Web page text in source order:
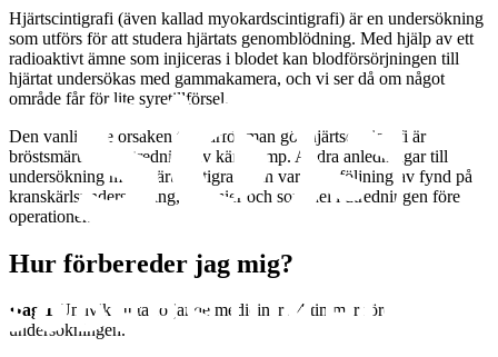
Hjärtscintigrafi (även kallad myokardscintigrafi) är en undersökning
som utförs för att studera hjärtats genomblödning. Med hjälp av ett
radioaktivt ämne som injiceras i blodet kan blodförsörjningen till
hjärtat undersökas med gammakamera, och vi ser då om något
område får för lite syretillförsel.
Den vanligaste orsaken till varför man gör hjärtscintigrafi är
bröstsmärta och utredning av kärlkramp. Andra anledningar till
undersökning med hjärtscintigrafi kan vara uppföljning av fynd på
kranskärlsundersökning, arytmier och som del i utredningen före
operationer.
Hur förbereder jag mig?
Dag 1 Undvik att ta följande mediciner 24 timmar före
undersökningen.